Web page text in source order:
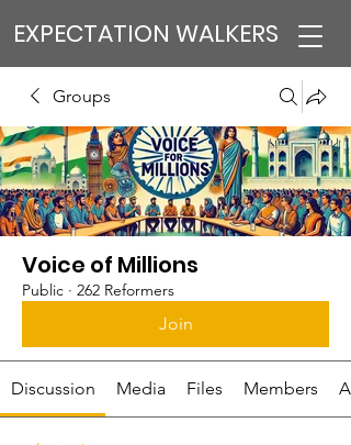
EXPECTATION WALKERS
Groups
Voice of Millions
Public · 262 Reformers
Join
Discussion Media Files Members